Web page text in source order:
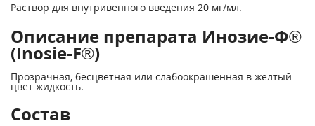
Раствор для внутривенного введения 20 мг/мл.
Описание препарата Инозие-Ф®
(Inosie-F®)
Прозрачная, бесцветная или слабоокрашенная в желтый
цвет жидкость.
Состав